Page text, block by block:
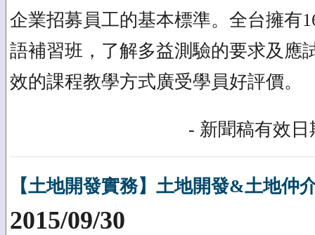
企業招募員工的基本標準。全台擁有
語補習班，了解多益測驗的要求及應
效的課程教學方式廣受學員好評價。
- 新聞稿有效日
【土地開發實務】土地開發&土地仲
2015/09/30